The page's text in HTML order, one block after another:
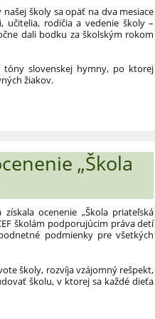
školy sa opäť na dva mesiace
učitelia, rodičia a vedenie školy –
dali bodku za školským rokom
slovenskej hymny, po ktorej
žiakov.
„Škola
ocenenie „Škola priateľská
školám podporujúcim práva detí
podmienky pre všetkých
školy, rozvíja vzájomný rešpekt,
školu, v ktorej sa každé dieťa